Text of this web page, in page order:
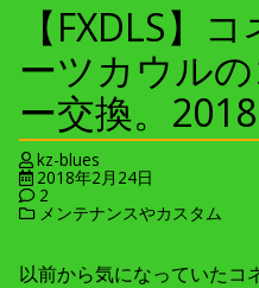
【FXDLS】
ーツカウル
ー交換。
kz-blues
2018年2月24日
2
メンテナンスやカスタム
以前から気になっていたコ